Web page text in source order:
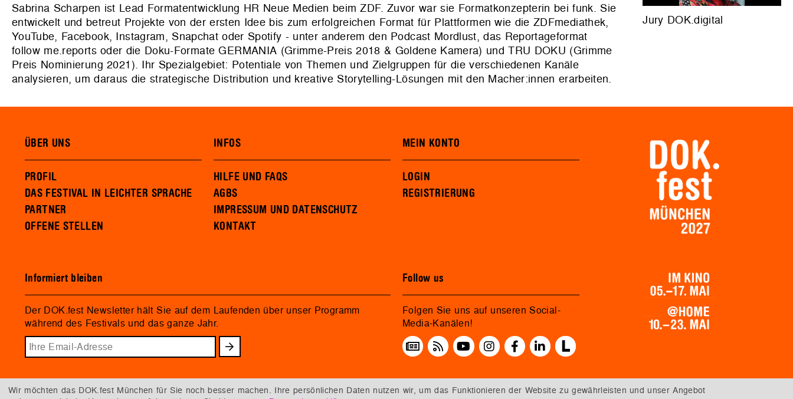
Sabrina Scharpen ist Lead Formatentwicklung HR Neue Medien beim ZDF. Zuvor war sie Formatkonzepterin bei funk. Sie
entwickelt und betreut Projekte von der ersten Idee bis zum erfolgreichen Format für Plattformen wie die ZDFmediathek,
YouTube, Facebook, Instagram, Snapchat oder Spotify - unter anderem den Podcast Mordlust, das Reportageformat
follow me.reports oder die Doku-Formate GERMANIA (Grimme-Preis 2018 & Goldene Kamera) und TRU DOKU (Grimme
Preis Nominierung 2021). Ihr Spezialgebiet: Potentiale von Themen und Zielgruppen für die verschiedenen Kanäle
analysieren, um daraus die strategische Distribution und kreative Storytelling-Lösungen mit den Macher:innen erarbeiten.
Jury DOK.digital
ÜBER UNS
PROFIL
DAS FESTIVAL IN LEICHTER SPRACHE
PARTNER
OFFENE STELLEN
INFOS
HILFE UND FAQS
AGBS
IMPRESSUM UND DATENSCHUTZ
KONTAKT
MEIN KONTO
LOGIN
REGISTRIERUNG
Informiert bleiben
Der DOK.fest Newsletter hält Sie auf dem Laufenden über unser Programm
während des Festivals und das ganze Jahr.
Follow us
Folgen Sie uns auf unseren Social-
Media-Kanälen!
Wir möchten das DOK.fest München für Sie noch besser machen. Ihre persönlichen Daten nutzen wir, um das Funktionieren der Website zu gewährleisten und unser Angebot